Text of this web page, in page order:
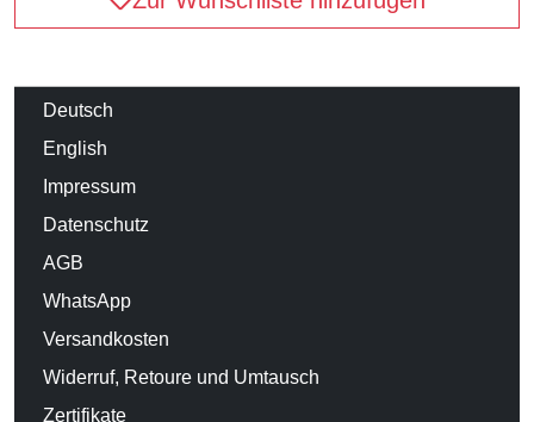
Deutsch
English
Impressum
Datenschutz
AGB
WhatsApp
Versandkosten
Widerruf, Retoure und Umtausch
Zertifikate